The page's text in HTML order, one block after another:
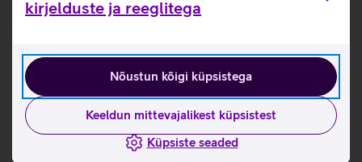
kirjelduste ja reeglitega
Nõustun kõigi küpsistega
Keeldun mittevajalikest küpsistest
Küpsiste seaded
kõrvaklappidega nautida kuni 26 tunnist muusika
neid muretult kasutada nii trennis kui ka õues märja ilma
korral.
Täiuslik heli madalast bassist kuni kirka kõrgsageduseni.
24-bit/96 kHz ülikõrge kvaliteediga heli loob
stuudiotasemel kuulamiskogemuse, tuues esile iga loo
nüansid. Samsung Seamless Codec tagab stabiilse ja